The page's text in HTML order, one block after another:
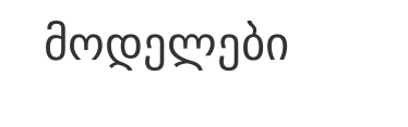
მოდელები